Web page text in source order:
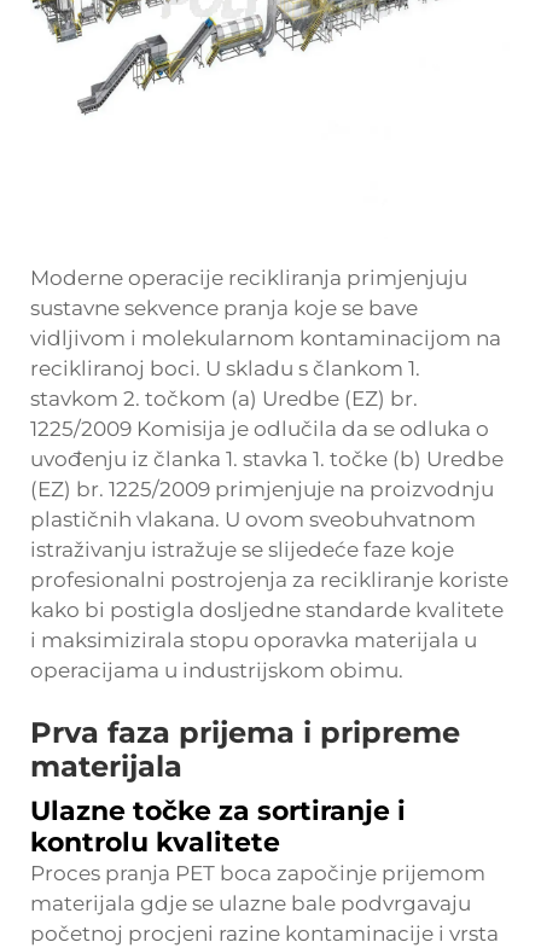
Moderne operacije recikliranja primjenjuju
sustavne sekvence pranja koje se bave
vidljivom i molekularnom kontaminacijom na
recikliranoj boci. U skladu s člankom 1.
stavkom 2. točkom (a) Uredbe (EZ) br.
1225/2009 Komisija je odlučila da se odluka o
uvođenju iz članka 1. stavka 1. točke (b) Uredbe
(EZ) br. 1225/2009 primjenjuje na proizvodnju
plastičnih vlakana. U ovom sveobuhvatnom
istraživanju istražuje se slijedeće faze koje
profesionalni postrojenja za recikliranje koriste
kako bi postigla dosljedne standarde kvalitete
i maksimizirala stopu oporavka materijala u
operacijama u industrijskom obimu.
Prva faza prijema i pripreme
materijala
Ulazne točke za sortiranje i
kontrolu kvalitete
Proces pranja PET boca započinje prijemom
materijala gdje se ulazne bale podvrgavaju
početnoj procjeni razine kontaminacije i vrsta